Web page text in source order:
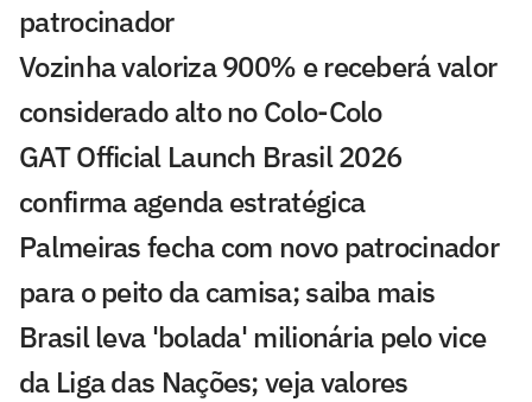
patrocinador
Vozinha valoriza 900% e receberá valor
considerado alto no Colo-Colo
GAT Official Launch Brasil 2026
confirma agenda estratégica
Palmeiras fecha com novo patrocinador
para o peito da camisa; saiba mais
Brasil leva 'bolada' milionária pelo vice
da Liga das Nações; veja valores